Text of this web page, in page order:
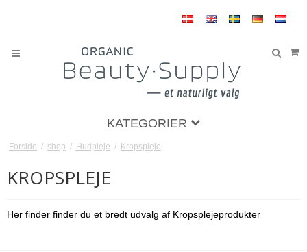
KATEGORIER
Forside / shop / Hudpleje / Kropspleje
KROPSPLEJE
Her finder finder du et bredt udvalg af Kropsplejeprodukter